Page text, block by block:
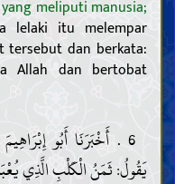
meliputi manusia;
lelaki itu melempar
tersebut dan berkata:
Allah dan bertobat
6 . أَخْبَرَنَا أَبُو
يَقُولُ: ثَمَنُ الْكَلْبِ الَّذِي